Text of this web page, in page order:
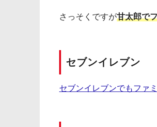
さっそくですが甘太郎で
セブンイレブン
セブンイレブンでもファ